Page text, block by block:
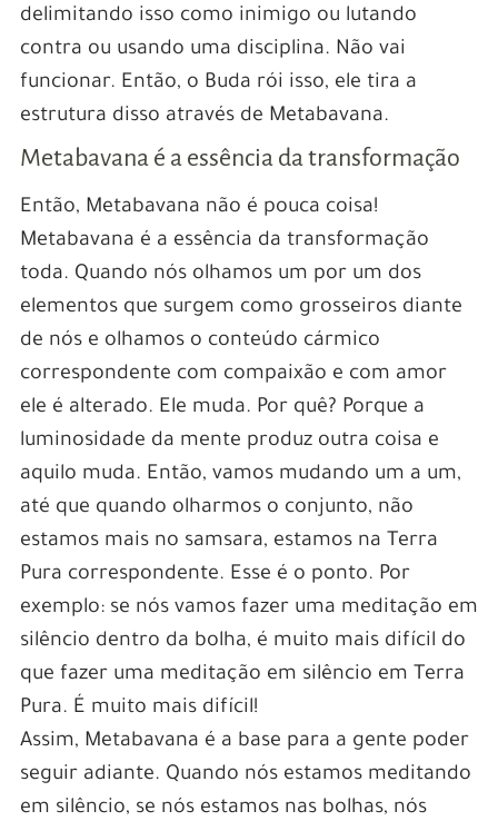
delimitando isso como inimigo ou lutando
contra ou usando uma disciplina. Não vai
funcionar. Então, o Buda rói isso, ele tira a
estrutura disso através de Metabavana.
Metabavana é a essência da transformação
Então, Metabavana não é pouca coisa!
Metabavana é a essência da transformação
toda. Quando nós olhamos um por um dos
elementos que surgem como grosseiros diante
de nós e olhamos o conteúdo cármico
correspondente com compaixão e com amor
ele é alterado. Ele muda. Por quê? Porque a
luminosidade da mente produz outra coisa e
aquilo muda. Então, vamos mudando um a um,
até que quando olharmos o conjunto, não
estamos mais no samsara, estamos na Terra
Pura correspondente. Esse é o ponto. Por
exemplo: se nós vamos fazer uma meditação em
silêncio dentro da bolha, é muito mais difícil do
que fazer uma meditação em silêncio em Terra
Pura. É muito mais difícil!
Assim, Metabavana é a base para a gente poder
seguir adiante. Quando nós estamos meditando
em silêncio, se nós estamos nas bolhas, nós